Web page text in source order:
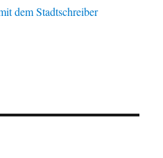
dem Stadtschreiber